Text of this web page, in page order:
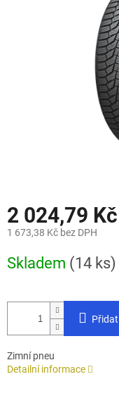
2 024,79 Kč
1 673,38 Kč bez DPH
cena:
Skladem (14 ks)
Zimní pneu
Detailní informace